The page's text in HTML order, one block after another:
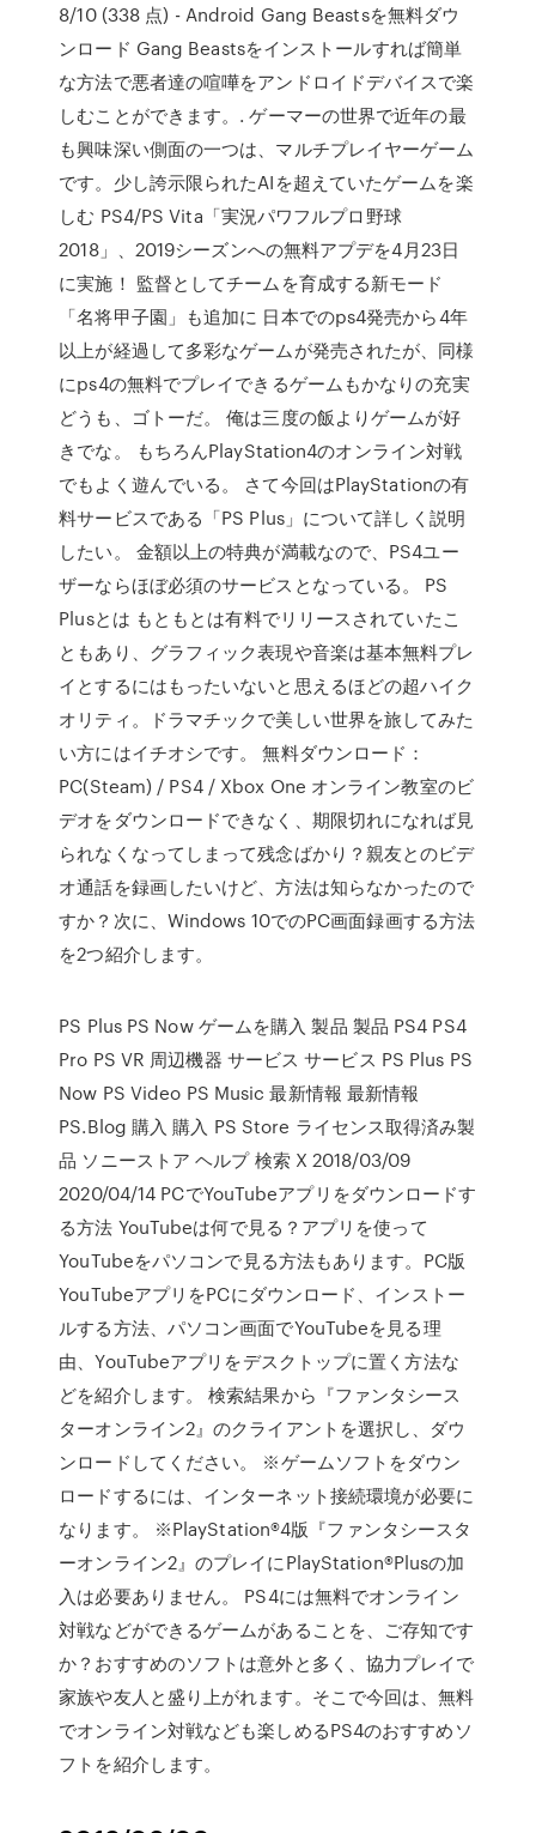
8/10 (338 点) - Android Gang Beastsを無料ダウ
ンロード Gang Beastsをインストールすれば簡単
な方法で悪者達の喧嘩をアンドロイドデバイスで楽
しむことができます。. ゲーマーの世界で近年の最
も興味深い側面の一つは、マルチプレイヤーゲーム
です。少し誇示限られたAIを超えていたゲームを楽
しむ PS4/PS Vita「実況パワフルプロ野球
2018」、2019シーズンへの無料アプデを4月23日
に実施！ 監督としてチームを育成する新モード
「名将甲子園」も追加に 日本でのps4発売から4年
以上が経過して多彩なゲームが発売されたが、同様
にps4の無料でプレイできるゲームもかなりの充実
どうも、ゴトーだ。 俺は三度の飯よりゲームが好
きでな。 もちろんPlayStation4のオンライン対戦
でもよく遊んでいる。 さて今回はPlayStationの有
料サービスである「PS Plus」について詳しく説明
したい。 金額以上の特典が満載なので、PS4ユー
ザーならほぼ必須のサービスとなっている。 PS
Plusとは もともとは有料でリリースされていたこ
ともあり、グラフィック表現や音楽は基本無料プレ
イとするにはもったいないと思えるほどの超ハイク
オリティ。ドラマチックで美しい世界を旅してみた
い方にはイチオシです。 無料ダウンロード：
PC(Steam) / PS4 / Xbox One オンライン教室のビ
デオをダウンロードできなく、期限切れになれば見
られなくなってしまって残念ばかり？親友とのビデ
オ通話を録画したいけど、方法は知らなかったので
すか？次に、Windows 10でのPC画面録画する方法
を2つ紹介します。
PS Plus PS Now ゲームを購入 製品 製品 PS4 PS4
Pro PS VR 周辺機器 サービス サービス PS Plus PS
Now PS Video PS Music 最新情報 最新情報
PS.Blog 購入 購入 PS Store ライセンス取得済み製
品 ソニーストア ヘルプ 検索 X 2018/03/09
2020/04/14 PCでYouTubeアプリをダウンロードす
る方法 YouTubeは何で見る？アプリを使って
YouTubeをパソコンで見る方法もあります。PC版
YouTubeアプリをPCにダウンロード、インストー
ルする方法、パソコン画面でYouTubeを見る理
由、YouTubeアプリをデスクトップに置く方法な
どを紹介します。 検索結果から『ファンタシース
ターオンライン2』のクライアントを選択し、ダウ
ンロードしてください。 ※ゲームソフトをダウン
ロードするには、インターネット接続環境が必要に
なります。 ※PlayStation®4版『ファンタシースタ
ーオンライン2』のプレイにPlayStation®Plusの加
入は必要ありません。 PS4には無料でオンライン
対戦などができるゲームがあることを、ご存知です
か？おすすめのソフトは意外と多く、協力プレイで
家族や友人と盛り上がれます。そこで今回は、無料
でオンライン対戦なども楽しめるPS4のおすすめソ
フトを紹介します。